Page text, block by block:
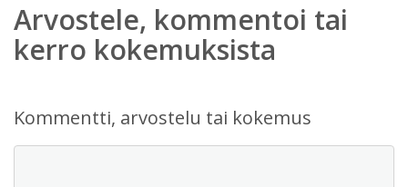
Arvostele, kommentoi tai
kerro kokemuksista
Kommentti, arvostelu tai kokemus